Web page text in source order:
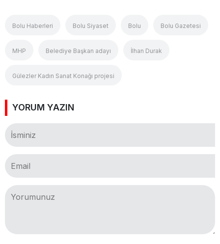
Bolu Haberleri Bolu Siyaset Bolu Bolu Gazetesi
MHP Belediye Başkan adayı İlhan Durak
Gülezler Kadın Sanat Konağı projesi
YORUM YAZIN